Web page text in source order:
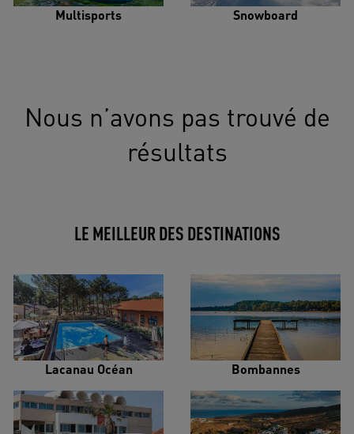
Multisports Snowboard
Nous n’avons pas trouvé de
résultats
LE MEILLEUR DES DESTINATIONS
Lacanau Océan Bombannes